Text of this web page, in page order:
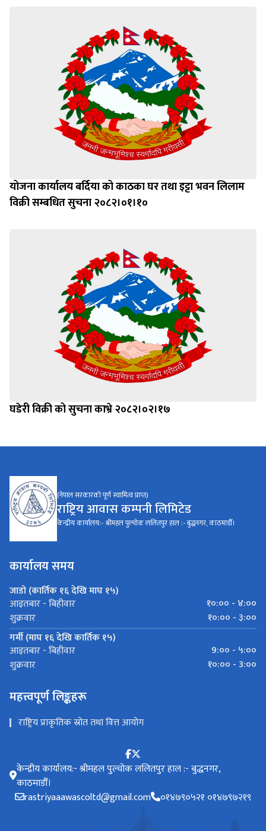
योजना कार्यालय बर्दिया को काठका घर तथा इट्टा भवन लिलाम
विक्री सम्बधित सुचना २०८२।०१।१०
घडेरी विक्री को सुचना काभ्रे २०८२।०२।१७
(नेपाल सरकारको पूर्ण स्वामित्व प्राप्त)
राष्ट्रिय आवास कम्पनी लिमिटेड
केन्द्रीय कार्यालय:- श्रीमहल पुल्चोक ललितपुर हाल :- बुद्धनगर, काठमाडौँ।
कार्यालय समय
जाडो (कार्तिक १६ देखि माघ १५)
आइतबार - बिहीवार
१०:०० - ४:००
शुक्रवार
१०:०० - ३:००
गर्मी (माघ १६ देखि कार्तिक १५)
आइतबार - बिहीवार
9:०० - ५:००
शुक्रवार
१०:०० - 3:००
महत्त्वपूर्ण लिङ्कहरू
राष्ट्रिय प्राकृतिक स्रोत तथा वित्त आयोग
केन्द्रीय कार्यालय:- श्रीमहल पुल्चोक ललितपुर हाल :- बुद्धनगर,
काठमाडौँ।
rastriyaaawascoltd@gmail.com
०१४७९०५२१ ०१४७९७२१९